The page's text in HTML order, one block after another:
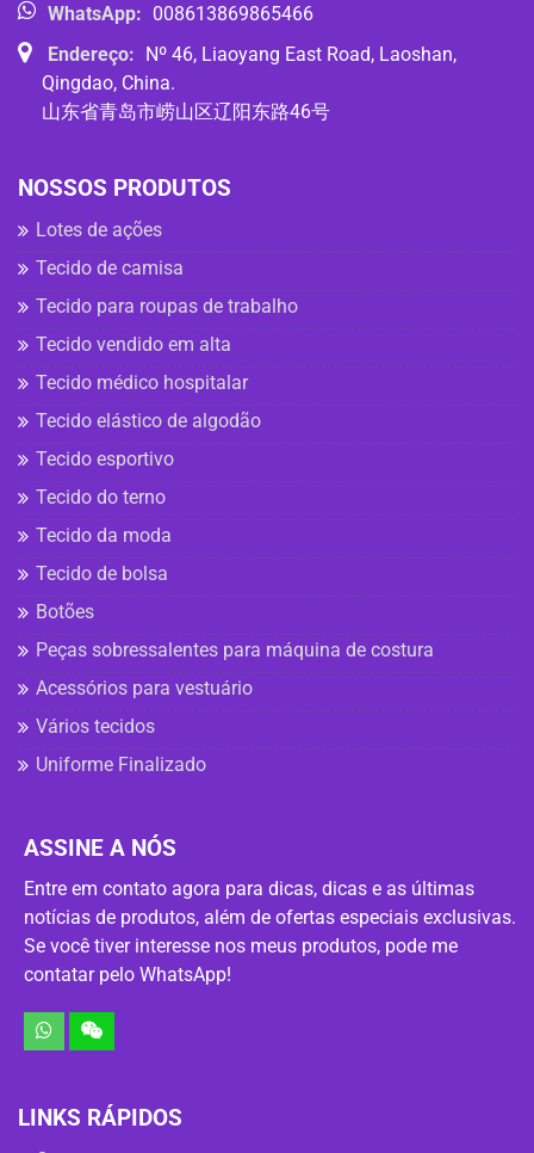
WhatsApp: 008613869865466
Endereço: Nº 46, Liaoyang East Road, Laoshan,
Qingdao, China.
山东省青岛市崂山区辽阳东路46号
NOSSOS PRODUTOS
Lotes de ações
Tecido de camisa
Tecido para roupas de trabalho
Tecido vendido em alta
Tecido médico hospitalar
Tecido elástico de algodão
Tecido esportivo
Tecido do terno
Tecido da moda
Tecido de bolsa
Botões
Peças sobressalentes para máquina de costura
Acessórios para vestuário
Vários tecidos
Uniforme Finalizado
ASSINE A NÓS
Entre em contato agora para dicas, dicas e as últimas
notícias de produtos, além de ofertas especiais exclusivas.
Se você tiver interesse nos meus produtos, pode me
contatar pelo WhatsApp!
LINKS RÁPIDOS